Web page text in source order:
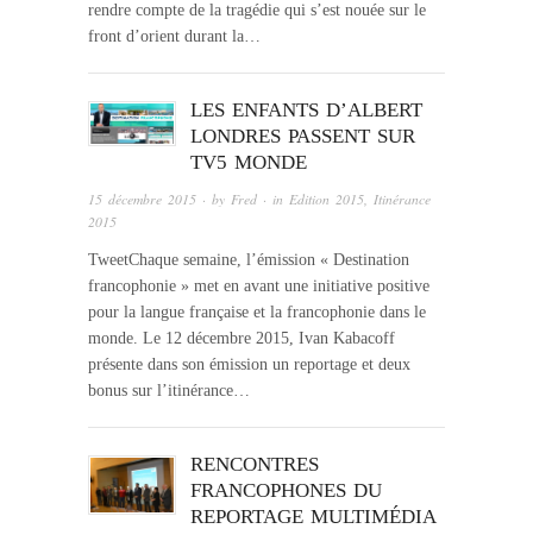
rendre compte de la tragédie qui s’est nouée sur le
front d’orient durant la…
LES ENFANTS D’ALBERT
LONDRES PASSENT SUR
TV5 MONDE
15 décembre 2015 · by Fred · in Edition 2015, Itinérance
2015
TweetChaque semaine, l’émission « Destination
francophonie » met en avant une initiative positive
pour la langue française et la francophonie dans le
monde. Le 12 décembre 2015, Ivan Kabacoff
présente dans son émission un reportage et deux
bonus sur l’itinérance…
RENCONTRES
FRANCOPHONES DU
REPORTAGE MULTIMÉDIA